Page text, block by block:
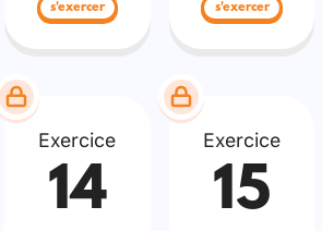
s'exercer s'exercer
Exercice
14
Exercice
15